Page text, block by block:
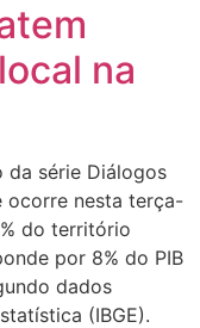
na
da série Diálogos
ocorre nesta terça-
do território
por 8% do PIB
dados
(IBGE).